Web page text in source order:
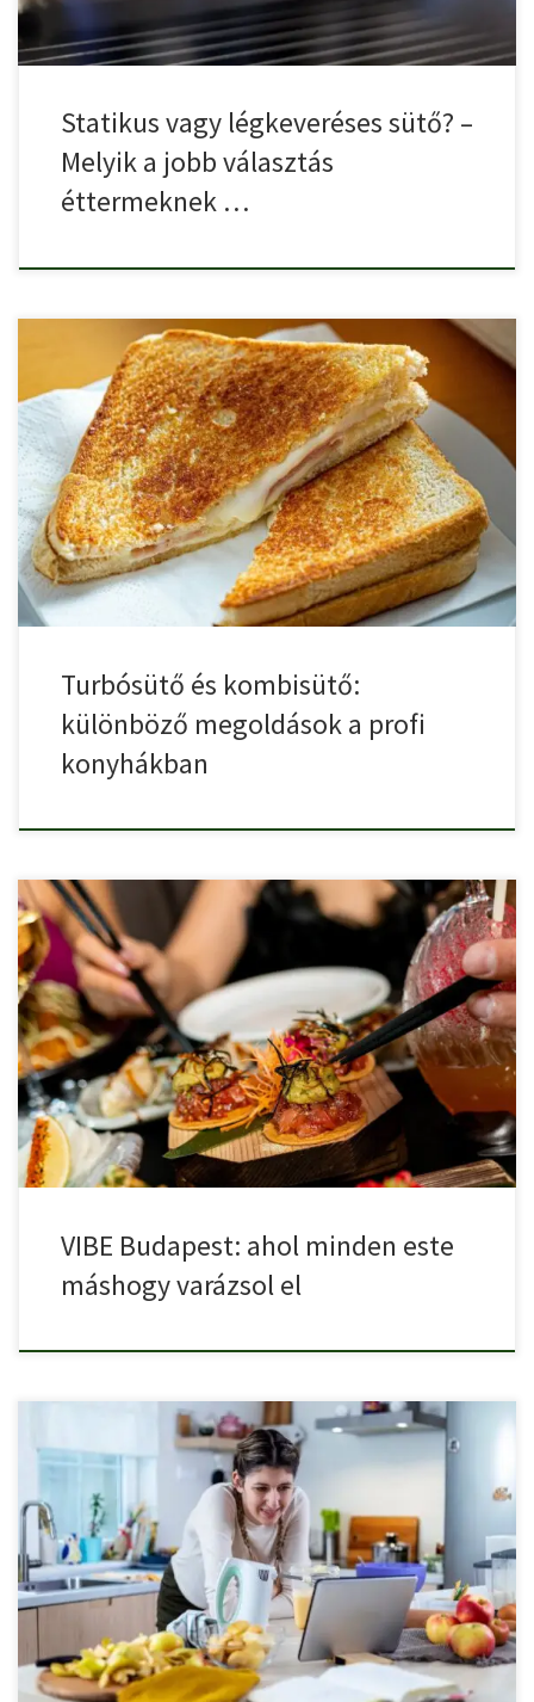
Statikus vagy légkeveréses sütő? –
Melyik a jobb választás
éttermeknek …
Egy étterem sikerét nemcsak a menü és a személyzet, hanem […]
Turbósütő és kombisütő:
különböző megoldások a profi
konyhákban
Budapest tele van menő helyekkel, de kevés van, ami valóban
[…]
VIBE Budapest: ahol minden este
máshogy varázsol el
Az elmúlt évtizedben a gasztronómia világa látványos átalakuláson
ment keresztül. […]